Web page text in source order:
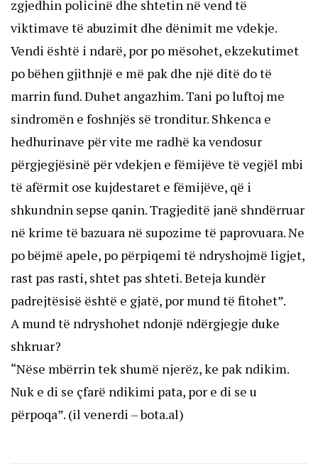
zgjedhin policinë dhe shtetin në vend të
viktimave të abuzimit dhe dënimit me vdekje.
Vendi është i ndarë, por po mësohet, ekzekutimet
po bëhen gjithnjë e më pak dhe një ditë do të
marrin fund. Duhet angazhim. Tani po luftoj me
sindromën e foshnjës së tronditur. Shkenca e
hedhurinave për vite me radhë ka vendosur
përgjegjësinë për vdekjen e fëmijëve të vegjël mbi
të afërmit ose kujdestaret e fëmijëve, që i
shkundnin sepse qanin. Tragjeditë janë shndërruar
në krime të bazuara në supozime të paprovuara. Ne
po bëjmë apele, po përpiqemi të ndryshojmë ligjet,
rast pas rasti, shtet pas shteti. Beteja kundër
padrejtësisë është e gjatë, por mund të fitohet”.
A mund të ndryshohet ndonjë ndërgjegje duke
shkruar?
“Nëse mbërrin tek shumë njerëz, ke pak ndikim.
Nuk e di se çfarë ndikimi pata, por e di se u
përpoqa”. (il venerdi – bota.al)